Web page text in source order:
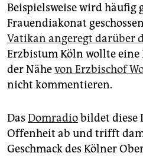
Beispielsweise wird häufig
Frauendiakonat
Vatikan angeregt darüber
Erzbistum Köln wollte eine
der Nähevon Erzbischof
nicht kommentieren.
Das Domradiobildet diese
Offenheit ab und trifft
Geschmack des Kölner